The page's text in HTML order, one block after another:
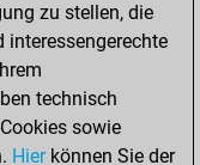
zu stellen, die
interessengerechte
technisch
sowie
Hierkönnen Sie der